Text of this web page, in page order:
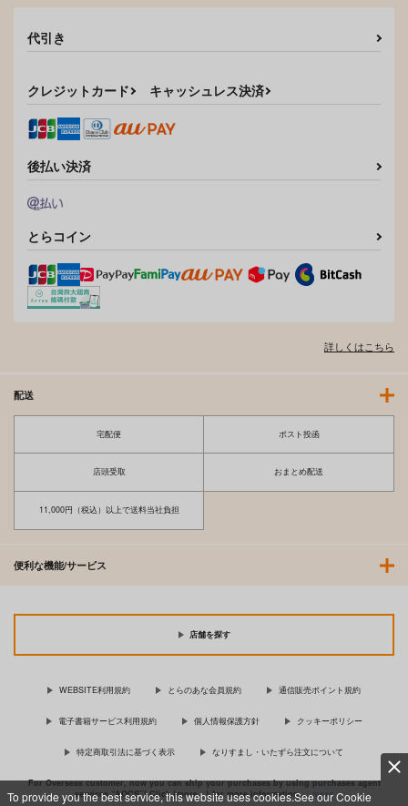
To provide you the best service, this website uses cookies.See our Cookie
代引き
クレジットカード キャッシュレス決済
後払い決済
とらコイン
詳しくはこちら
配送
宅配便 ポスト投函
店頭受取 おまとめ配送
11,000円（税込）以上で送料当社負担
便利な機能/サービス
店舗を探す
WEBSITE利用規約 とらのあな会員規約 通信販売ポイント規約
電子書籍サービス利用規約 個人情報保護方針 クッキーポリシー
特定商取引法に基づく表示 なりすまし・いたずら注文について
For Overseas customer, now you can ship your purchases by using purchases agent
services “AOCS”! Click {more…} for more information …more